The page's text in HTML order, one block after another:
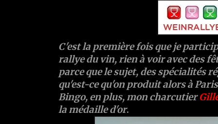
C'est la première fois que je
rallye du vin, rien à voir avec des
parce que le sujet, des spécialités
qu'est-ce qu'on produit alors à
Bingo, en plus, mon charcutier
la médaille d'or.